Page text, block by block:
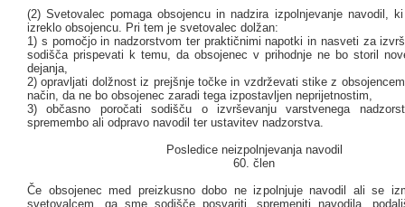
(2) Svetovalec pomaga obsojencu in nadzira izpolnjevanje navodil,
izreklo obsojencu. Pri tem je svetovalec dolžan:
1) s pomočjo in nadzorstvom ter praktičnimi napotki in nasveti za
sodišča prispevati k temu, da obsojenec v prihodnje ne bo storil
dejanja,
2) opravljati dolžnost iz prejšnje točke in vzdrževati stike z
način, da ne bo obsojenec zaradi tega izpostavljen neprijetnostim,
3) občasno poročati sodišču o izvrševanju varstvenega
spremembo ali odpravo navodil ter ustavitev nadzorstva.
Posledice neizpolnjevanja navodil
60. člen
Če obsojenec med preizkusno dobo ne izpolnjuje navodil ali se
svetovalcem, ga sme sodišče posvariti, spremeniti navodila,